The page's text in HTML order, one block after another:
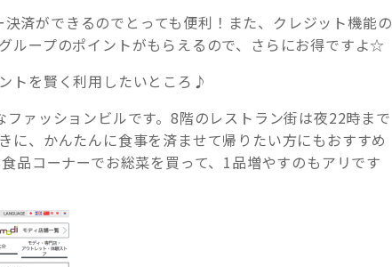
済ができるのでとっても便利！また、クレジット機能の
ループのポイントがもらえるので、さらにお得ですよ☆
トを賢く利用したいところ♪
ァッションビルです。8階のレストラン街は夜22時まで
に、かんたんに食事を済ませて帰りたい方にもおすすめ
品コーナーでお総菜を買って、1品増やすのもアリです